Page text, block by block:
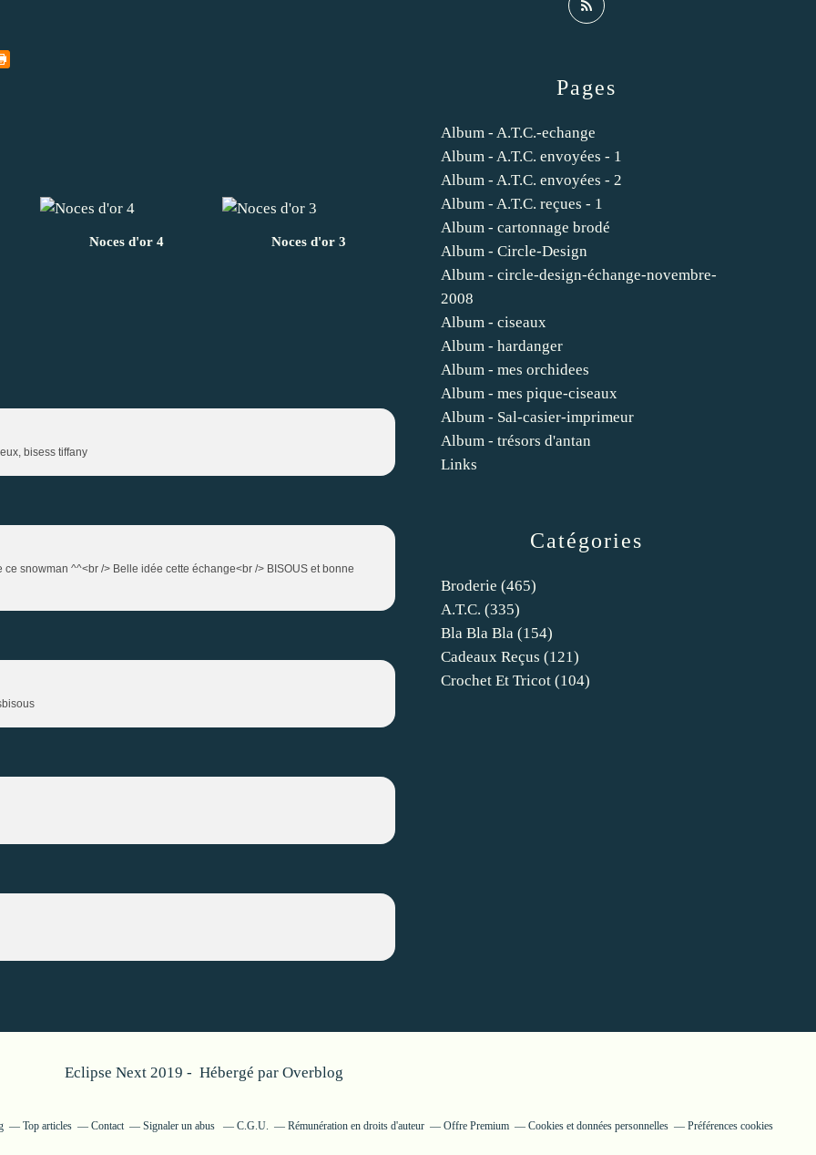
Noces d'or 4 Noces d'or 3
bisess tiffany
snowman ^^<br /> Belle idée cette échange<br /> BISOUS et bonne
Catégories
Broderie (465)
A.t.c. (335)
Bla Bla Bla (154)
Cadeaux Reçus (121)
Crochet Et Tricot (104)
Pages
Album - A.T.C.-echange
Album - A.T.C. envoyées - 1
Album - A.T.C. envoyées - 2
Album - A.T.C. reçues - 1
Album - cartonnage brodé
Album - Circle-Design
Album - circle-design-échange-novembre-
2008
Album - ciseaux
Album - hardanger
Album - mes orchidees
Album - mes pique-ciseaux
Album - Sal-casier-imprimeur
Album - trésors d'antan
Links
Eclipse Next 2019 - Hébergé par Overblog
Top articles Contact Signaler un abus C.G.U. Rémunération en droits d'auteur Offre Premium Cookies et données personnelles Préférences cookies